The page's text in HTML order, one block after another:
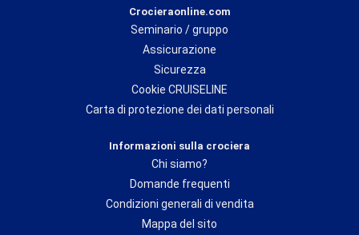
Crocieraonline.com
Seminario / gruppo
Assicurazione
Sicurezza
Cookie CRUISELINE
Carta di protezione dei dati personali
Informazioni sulla crociera
Chi siamo?
Domande frequenti
Condizioni generali di vendita
Mappa del sito